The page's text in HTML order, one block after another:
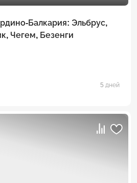
Балкария: Эльбрус,
Чегем, Безенги
5 дней